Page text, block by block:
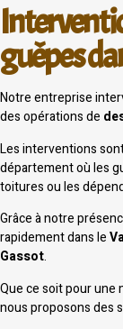
guêpes
Notre entreprise
des opérations de
Les interventions
département où les
toitures ou les
Grâce à notre
rapidement dans le
Gassot.
Que ce soit pour une
nous proposons des